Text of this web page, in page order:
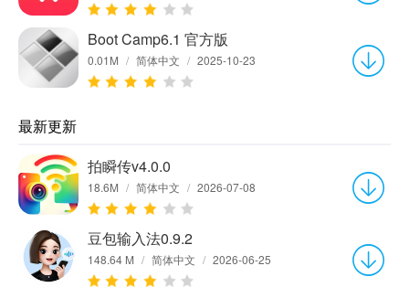
Boot Camp6.1 官方版
0.01M / 简体中文 / 2025-10-23
最新更新
拍瞬传v4.0.0
18.6M / 简体中文 / 2026-07-08
豆包输入法0.9.2
148.64 M / 简体中文 / 2026-06-25